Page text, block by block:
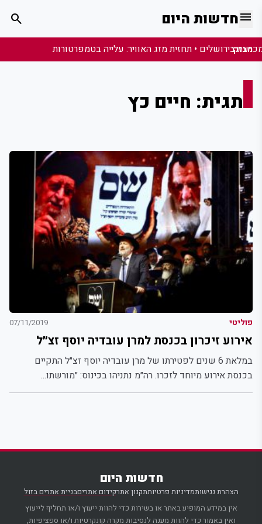
menuחדשות היום search
מבזק:
תגית: חיים כץ
פוליטי 07/11/2019
אירוע זיכרון בכנסת למרן עובדיה יוסף זצ״ל
במלאת 6 שנים לפטירתו של מרן עובדיה יוסף זצ״ל התקיים
בכנסת אירוע מיוחד לזכרו. רה״מ נתניהו בכינוס: ״מורשתו...
חדשות היום
הצהרת נגישותמדיניות פרטיותתקנון אתרקידום אתריםבניית אתרים בזול
אין במידע המופיע באתר או בשירות כדי להוות ייעוץ ו/או תחליף לייעוץ
ואין באמור כדי להוות מענה לנסיבות מקרה קונקרטיות ו/או ספציפיות,